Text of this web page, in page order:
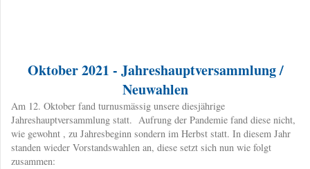
Oktober 2021 - Jahreshauptversammlung /
Neuwahlen
​Am 12. Oktober fand turnusmässig unsere diesjährige
Jahreshauptversammlung statt. Aufrung der Pandemie fand diese nicht,
wie gewohnt , zu Jahresbeginn sondern im Herbst statt. In diesem Jahr
standen wieder Vorstandswahlen an, diese setzt sich nun wie folgt
zusammen: